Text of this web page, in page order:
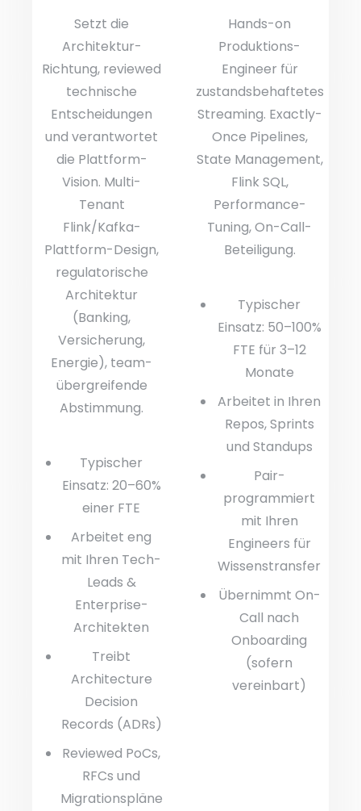
Setzt die
Architektur-
Richtung, reviewed
technische
Entscheidungen
und verantwortet
die Plattform-
Vision. Multi-
Tenant
Flink/Kafka-
Plattform-Design,
regulatorische
Architektur
(Banking,
Versicherung,
Energie), team-
übergreifende
Abstimmung.
Typischer
Einsatz: 20–60%
einer FTE
Arbeitet eng
mit Ihren Tech-
Leads &
Enterprise-
Architekten
Treibt
Architecture
Decision
Records (ADRs)
Reviewed PoCs,
RFCs und
Migrationspläne
Hands-on
Produktions-
Engineer für
zustandsbehaftetes
Streaming. Exactly-
Once Pipelines,
State Management,
Flink SQL,
Performance-
Tuning, On-Call-
Beteiligung.
Typischer
Einsatz: 50–100%
FTE für 3–12
Monate
Arbeitet in Ihren
Repos, Sprints
und Standups
Pair-
programmiert
mit Ihren
Engineers für
Wissenstransfer
Übernimmt On-
Call nach
Onboarding
(sofern
vereinbart)